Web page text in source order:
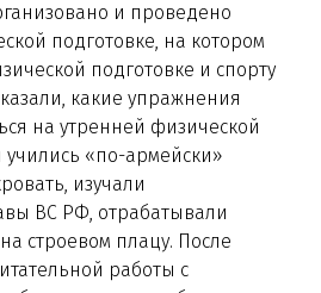
и проведено
подготовке, на котором
подготовке и спорту
какие упражнения
на утренней физической
«по-армейски»
изучали
ВС РФ, отрабатывали
строевом плацу. После
работы с